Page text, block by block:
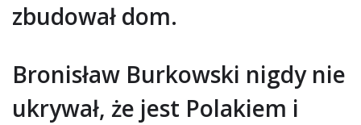
zbudował dom.
Bronisław Burkowski nigdy nie
ukrywał, że jest Polakiem i